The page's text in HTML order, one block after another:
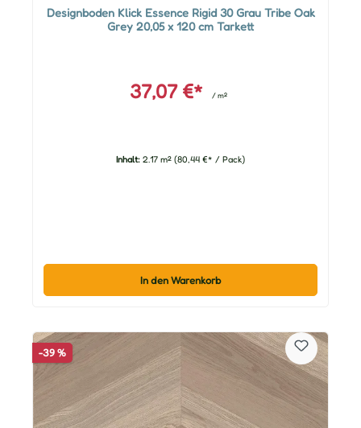
Designboden Klick Essence Rigid 30 Grau Tribe Oak
Grey 20,05 x 120 cm Tarkett
37,07 €* / m²
Inhalt: 2.17 m² (80,44 €* / Pack)
In den Warenkorb
-39 %